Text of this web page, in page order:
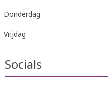
Donderdag
Vrijdag
Socials